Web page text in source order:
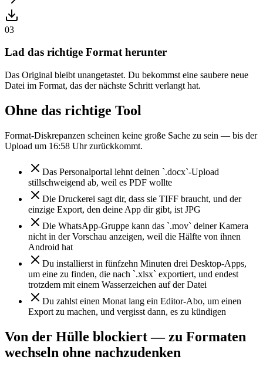
03
Lad das richtige Format herunter
Das Original bleibt unangetastet. Du bekommst eine saubere neue
Datei im Format, das der nächste Schritt verlangt hat.
Ohne das richtige Tool
Format-Diskrepanzen scheinen keine große Sache zu sein — bis der
Upload um 16:58 Uhr zurückkommt.
Das Personalportal lehnt deinen `.docx`-Upload
stillschweigend ab, weil es PDF wollte
Die Druckerei sagt dir, dass sie TIFF braucht, und der
einzige Export, den deine App dir gibt, ist JPG
Die WhatsApp-Gruppe kann das `.mov` deiner Kamera
nicht in der Vorschau anzeigen, weil die Hälfte von ihnen
Android hat
Du installierst in fünfzehn Minuten drei Desktop-Apps,
um eine zu finden, die nach `.xlsx` exportiert, und endest
trotzdem mit einem Wasserzeichen auf der Datei
Du zahlst einen Monat lang ein Editor-Abo, um einen
Export zu machen, und vergisst dann, es zu kündigen
Von der Hülle blockiert — zu Formaten
wechseln ohne nachzudenken